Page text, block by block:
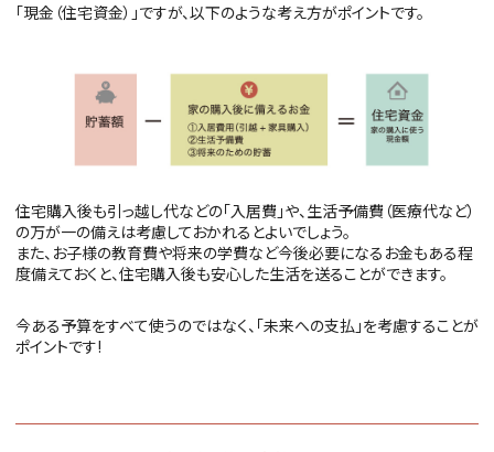
「現金（住宅資金）」ですが、以下のような考え方がポイントです。
住宅購入後も引っ越し代などの「入居費」や、生活予備費（医療代など）
の万が一の備えは考慮しておかれるとよいでしょう。
また、お子様の教育費や将来の学費など今後必要になるお金もある程
度備えておくと、住宅購入後も安心した生活を送ることができます。
今ある予算をすべて使うのではなく、「未来への支払」を考慮することが
ポイントです!